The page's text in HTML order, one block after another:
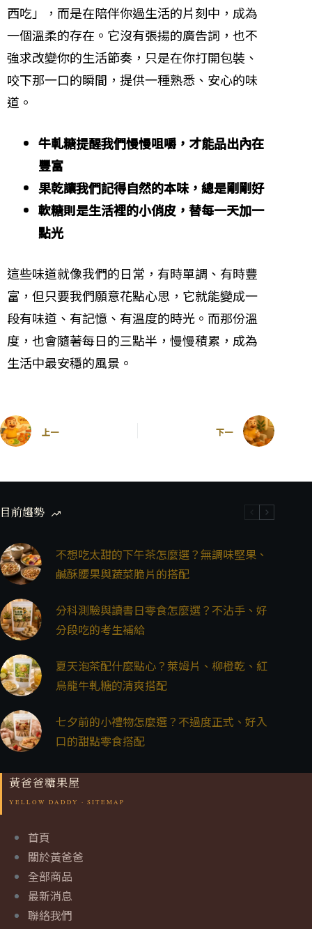
西吃」，而是在陪伴你過生活的片刻中，成為
一個溫柔的存在。它沒有張揚的廣告詞，也不
強求改變你的生活節奏，只是在你打開包裝、
咬下那一口的瞬間，提供一種熟悉、安心的味
道。
牛軋糖提醒我們慢慢咀嚼，才能品出內在
豐富
果乾讓我們記得自然的本味，總是剛剛好
軟糖則是生活裡的小俏皮，替每一天加一
點光
這些味道就像我們的日常，有時單調、有時豐
富，但只要我們願意花點心思，它就能變成一
段有味道、有記憶、有溫度的時光。而那份溫
度，也會隨著每日的三點半，慢慢積累，成為
生活中最安穩的風景。
上一 下一
目前趨勢
不想吃太甜的下午茶怎麼選？無調味堅果、
鹹酥腰果與蔬菜脆片的搭配
分科測驗與讀書日零食怎麼選？不沾手、好
分段吃的考生補給
夏天泡茶配什麼點心？萊姆片、柳橙乾、紅
烏龍牛軋糖的清爽搭配
七夕前的小禮物怎麼選？不過度正式、好入
口的甜點零食搭配
黃爸爸糖果屋
首頁
關於黃爸爸
全部商品
最新消息
聯絡我們